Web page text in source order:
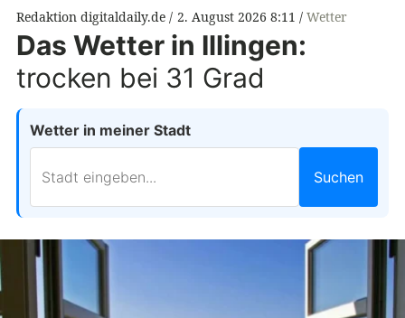
Redaktion digitaldaily.de 2. August 2026 8:11 Wetter
Das Wetter in Illingen:
trocken bei 31 Grad
Wetter in meiner Stadt
Suchen